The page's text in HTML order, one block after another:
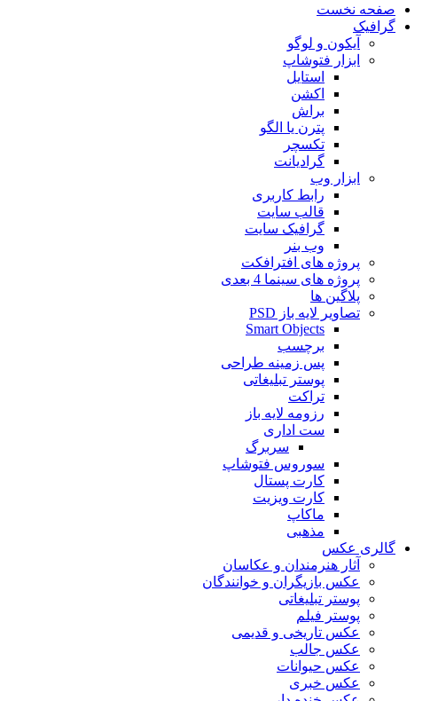
صفحه نخست
گرافیک
آیکون و لوگو
ابزار فتوشاپ
استایل
اکشن
براش
پترن یا الگو
تکسچر
گرادیانت
ابزار وب
رابط کاربری
قالب سایت
گرافیک سایت
وب بنر
پروژه های افترافکت
پروژه های سینما 4 بعدی
پلاگین ها
تصاویر لایه باز PSD
Smart Objects
برچسب
پس زمینه طراحی
پوستر تبلیغاتی
تراکت
رزومه لایه باز
ست اداری
سربرگ
سوروس فتوشاپ
کارت پستال
کارت ویزیت
ماکاپ
مذهبی
گالری عکس
آثار هنرمندان و عکاسان
عکس بازیگران و خوانندگان
پوستر تبلیغاتی
پوستر فیلم
عکس تاریخی و قدیمی
عکس جالب
عکس حیوانات
عکس خبری